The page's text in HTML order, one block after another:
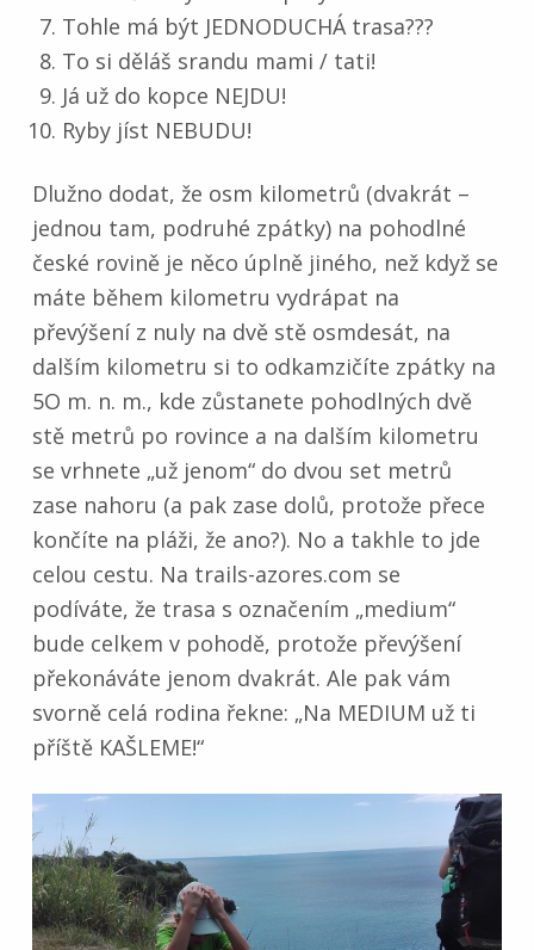
Tohle má být JEDNODUCHÁ trasa???
To si děláš srandu mami / tati!
Já už do kopce NEJDU!
Ryby jíst NEBUDU!
Dlužno dodat, že osm kilometrů (dvakrát –
jednou tam, podruhé zpátky) na pohodlné
české rovině je něco úplně jiného, než když se
máte během kilometru vydrápat na
převýšení z nuly na dvě stě osmdesát, na
dalším kilometru si to odkamzičíte zpátky na
5O m. n. m., kde zůstanete pohodlných dvě
stě metrů po rovince a na dalším kilometru
se vrhnete „už jenom“ do dvou set metrů
zase nahoru (a pak zase dolů, protože přece
končíte na pláži, že ano?). No a takhle to jde
celou cestu. Na trails-azores.com se
podíváte, že trasa s označením „medium“
bude celkem v pohodě, protože převýšení
překonáváte jenom dvakrát. Ale pak vám
svorně celá rodina řekne: „Na MEDIUM už ti
příště KAŠLEME!“